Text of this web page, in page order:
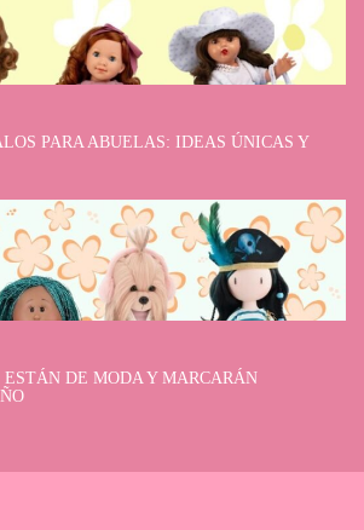
PARA ABUELAS: IDEAS ÚNICAS Y
DE MODA Y MARCARÁN